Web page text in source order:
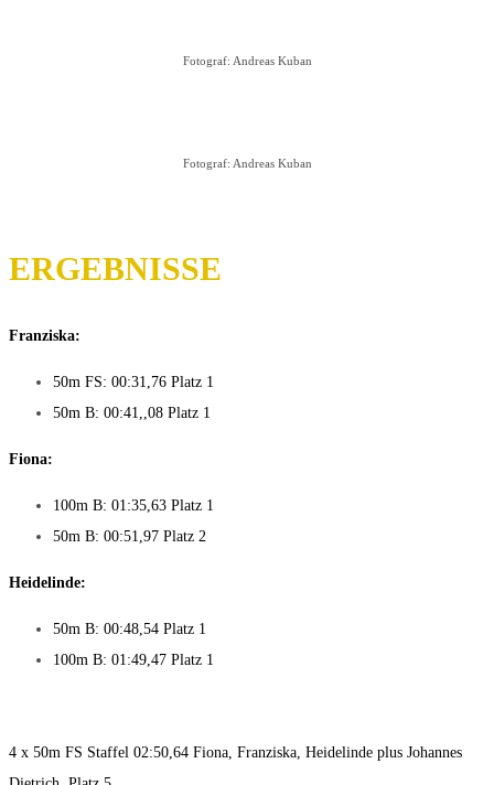
Fotograf: Andreas Kuban
Fotograf: Andreas Kuban
ERGEBNISSE
Franziska:
50m FS: 00:31,76 Platz 1
50m B: 00:41,,08 Platz 1
Fiona:
100m B: 01:35,63 Platz 1
50m B: 00:51,97 Platz 2
Heidelinde:
50m B: 00:48,54 Platz 1
100m B: 01:49,47 Platz 1
4 x 50m FS Staffel 02:50,64 Fiona, Franziska, Heidelinde plus Johannes